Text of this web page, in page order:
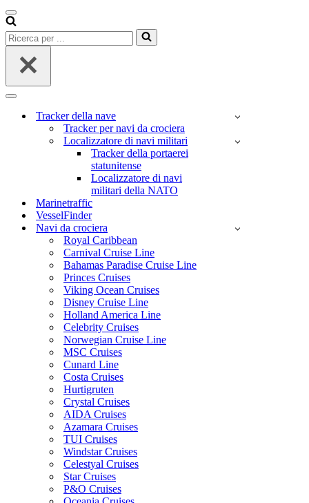
Menu
di
navigazione
Ricerca
per
Menu
navigazioneTracker della nave
Tracker per navi da crociera
Localizzatore di navi militari
Tracker della portaerei
statunitense
Localizzatore di navi
militari della NATO
Marinetraffic
VesselFinder
Navi da crociera
Royal Caribbean
Carnival Cruise Line
Bahamas Paradise Cruise Line
Princes Cruises
Viking Ocean Cruises
Disney Cruise Line
Holland America Line
Celebrity Cruises
Norwegian Cruise Line
MSC Cruises
Cunard Line
Costa Cruises
Hurtigruten
Crystal Cruises
AIDA Cruises
Azamara Cruises
TUI Cruises
Windstar Cruises
Celestyal Cruises
Star Cruises
P&O Cruises